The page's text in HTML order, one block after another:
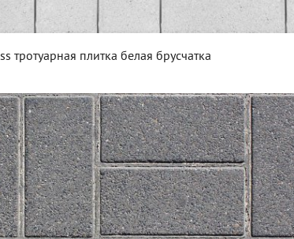
тротуарная плитка белая брусчатка